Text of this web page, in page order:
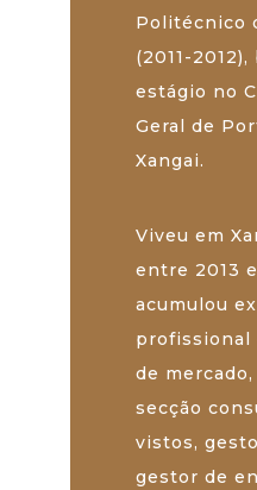
Politécnico
(2011-
estágio no
Geral de
Xangai.
Viveu em
entre 2013
acumulou
profissional
de
secção
vistos,
gestor de